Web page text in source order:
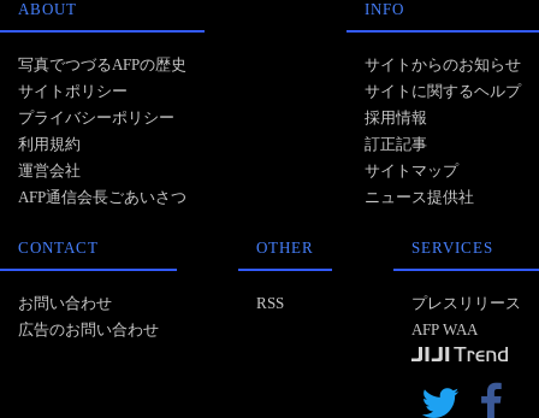
ABOUT
写真でつづるAFPの歴史
サイトポリシー
プライバシーポリシー
利用規約
運営会社
AFP通信会長ごあいさつ
INFO
サイトからのお知らせ
サイトに関するヘルプ
採用情報
訂正記事
サイトマップ
ニュース提供社
CONTACT
お問い合わせ
広告のお問い合わせ
OTHER
RSS
SERVICES
プレスリリース
AFP WAA